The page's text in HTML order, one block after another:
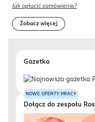
Jak opłacić zamówienie?
Zobacz więcej
Gazetka
NOWE OFERTY PRACY
Dołącz do zespołu